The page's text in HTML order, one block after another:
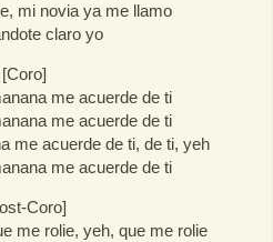
mi novia ya me llamo
claro yo
[Coro]
me acuerde de ti
me acuerde de ti
me acuerde de ti, de ti, yeh
me acuerde de ti
Coro]
me rolie, yeh, que me rolie